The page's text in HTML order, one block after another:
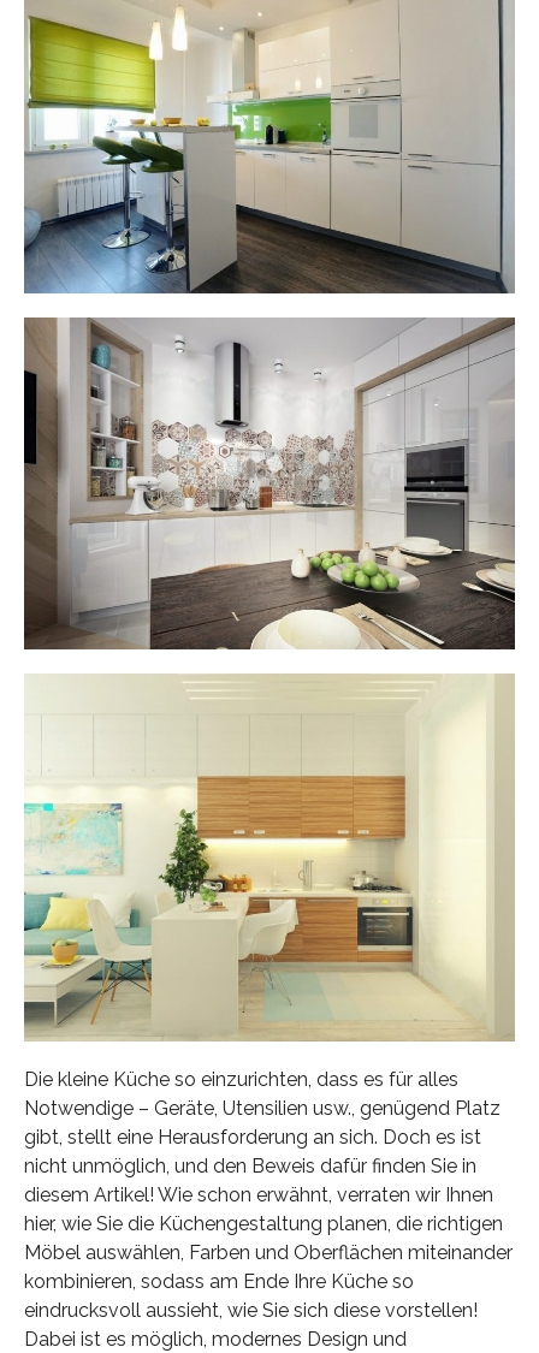
Die kleine Küche so einzurichten, dass es für alles
Notwendige – Geräte, Utensilien usw., genügend Platz
gibt, stellt eine Herausforderung an sich. Doch es ist
nicht unmöglich, und den Beweis dafür finden Sie in
diesem Artikel! Wie schon erwähnt, verraten wir Ihnen
hier, wie Sie die Küchengestaltung planen, die richtigen
Möbel auswählen, Farben und Oberflächen miteinander
kombinieren, sodass am Ende Ihre Küche so
eindrucksvoll aussieht, wie Sie sich diese vorstellen!
Dabei ist es möglich, modernes Design und